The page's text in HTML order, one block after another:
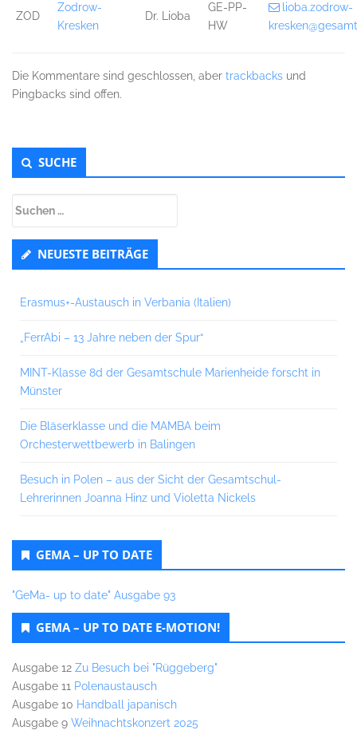
ZOD
Zodrow-
Kresken
Dr. Lioba
GE-PP-
HW
lioba.zodrow-
Die Kommentare sind geschlossen, aber trackbacks und
Pingbacks sind offen.
Untergeordnet
Seitenleiste
SUCHE
NEUESTE BEITRÄGE
Erasmus+-Austausch in Verbania (Italien)
„FerrAbi – 13 Jahre neben der Spur“
MINT-Klasse 8d der Gesamtschule Marienheide forscht in
Münster
Die Bläserklasse und die MAMBA beim
Orchesterwettbewerb in Balingen
Besuch in Polen – aus der Sicht der Gesamtschul-
Lehrerinnen Joanna Hinz und Violetta Nickels
GEMA – UP TO DATE
"GeMa- up to date" Ausgabe 93
GEMA – UP TO DATE E-MOTION!
Ausgabe 12 Zu Besuch bei "Rüggeberg"
Ausgabe 11 Polenaustausch
Ausgabe 10 Handball japanisch
Ausgabe 9 Weihnachtskonzert 2025